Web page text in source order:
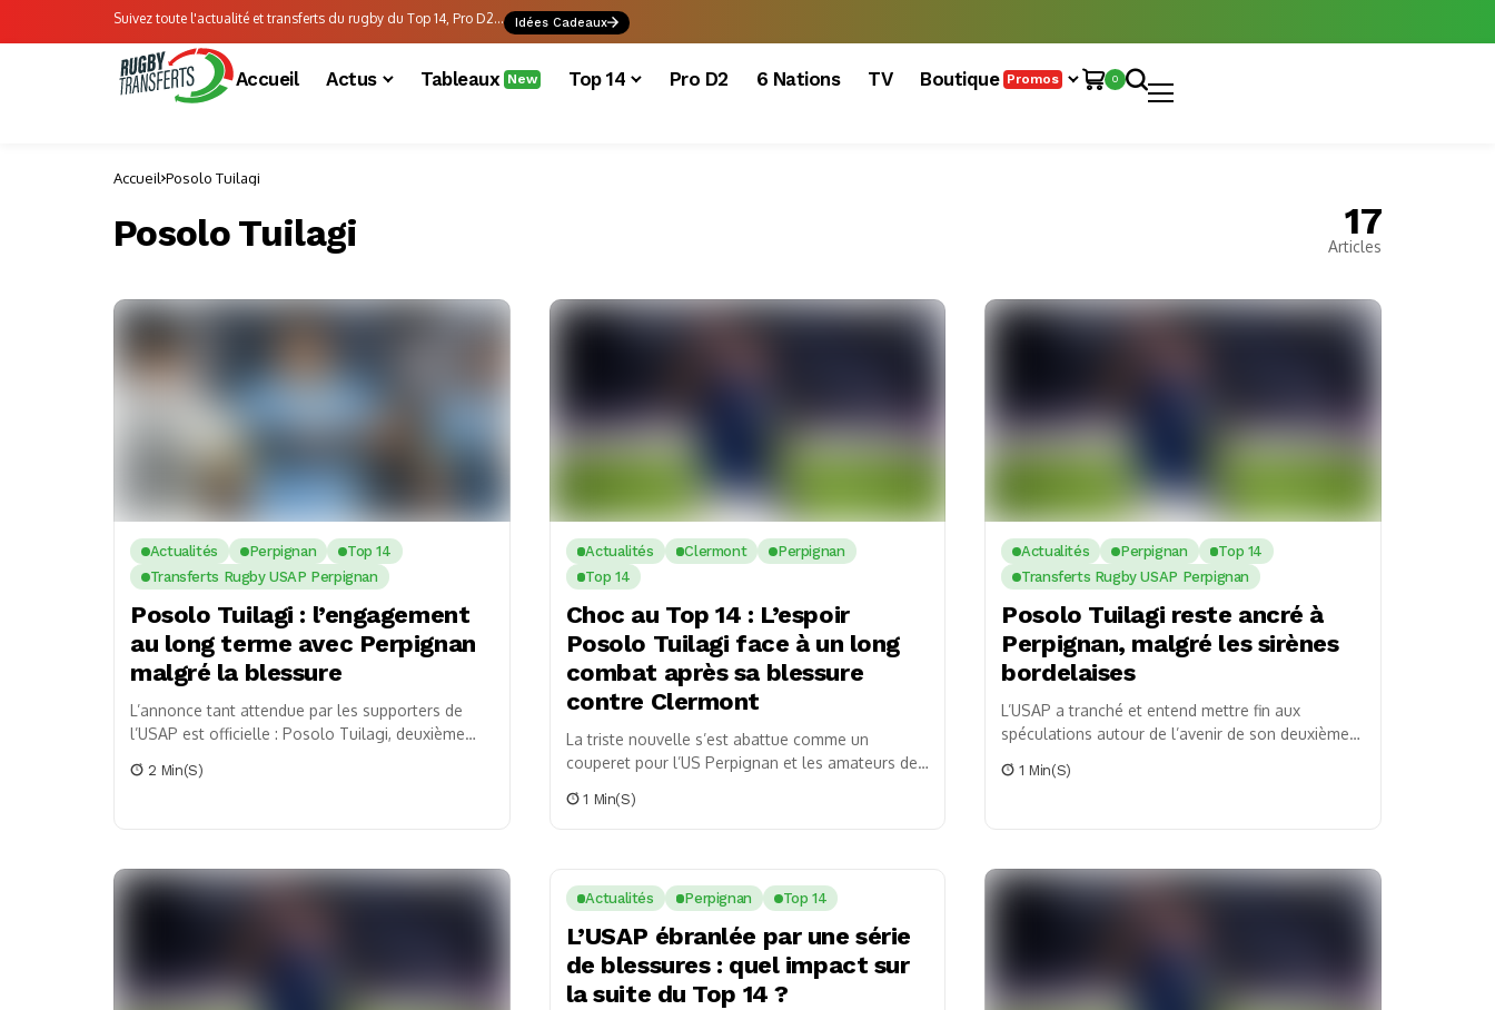
Suivez toute l'actualité et transferts du rugby du Top 14, Pro D2... Idées Cadeaux
Accueil Actus Tableaux New Top 14 Pro D2 6 Nations TV Boutique Promos 0
Accueil Posolo Tuilagi
Posolo Tuilagi 17
Articles
Actualités Perpignan
Top 14
Transferts Rugby USAP Perpignan
Posolo Tuilagi : l’engagement
au long terme avec Perpignan
malgré la blessure
L’annonce tant attendue par les supporters de
l’USAP est officielle : Posolo Tuilagi, deuxième
prolongation de contrat...
2 Min(s)
Actualités Clermont
Perpignan
Top 14
Choc au Top 14 : L’espoir
Posolo Tuilagi face à un long
combat après sa blessure
contre Clermont
La triste nouvelle s’est abattue comme un
couperet pour l’US Perpignan et les amateurs de
international de...
1 Min(s)
Actualités Perpignan
Top 14
Transferts Rugby USAP Perpignan
Posolo Tuilagi reste ancré à
Perpignan, malgré les sirènes
bordelaises
L’USAP a tranché et entend mettre fin aux
spéculations autour de l’avenir de son deuxième
échos...
1 Min(s)
Actualités Perpignan Top 14
L’USAP ébranlée par une série
de blessures : quel impact sur
la suite du Top 14 ?